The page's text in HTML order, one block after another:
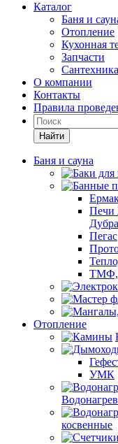
Каталог
Баня и
Отопление
Кухонная
Запчасти
Сантехника
О компании
Контакты
Правила
Найти
Баня и сауна
Печи
Пегас
ТМФ,
Отопление
УМК
косвенные